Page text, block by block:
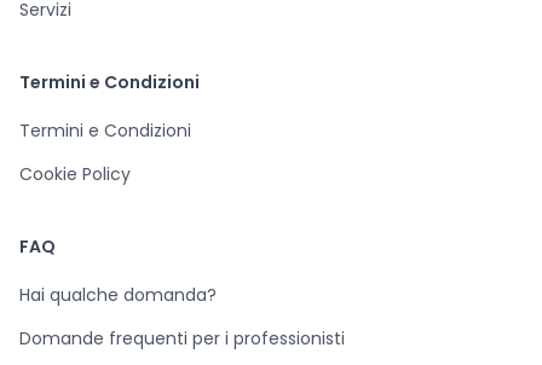
Servizi
Termini e Condizioni
Termini e Condizioni
Cookie Policy
FAQ
Hai qualche domanda?
Domande frequenti per i professionisti